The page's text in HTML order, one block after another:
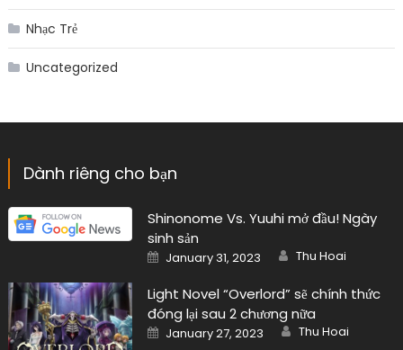
Nhạc Trẻ
Uncategorized
Dành riêng cho bạn
Shinonome Vs. Yuuhi mở đầu! Ngày
sinh sản
Posted
on
January 31, 2023 Author
Thu Hoai
Light Novel “Overlord” sẽ chính thức
đóng lại sau 2 chương nữa
Posted
on
January 27, 2023 Author
Thu Hoai